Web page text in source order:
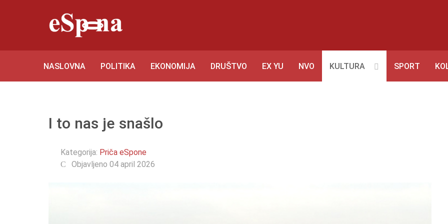
NASLOVNA POLITIKA EKONOMIJA DRUŠTVO EX YU NVO KULTURA SPORT
I to nas je snašlo
Kategorija: Priča eSpone
Objavljeno 04 april 2026